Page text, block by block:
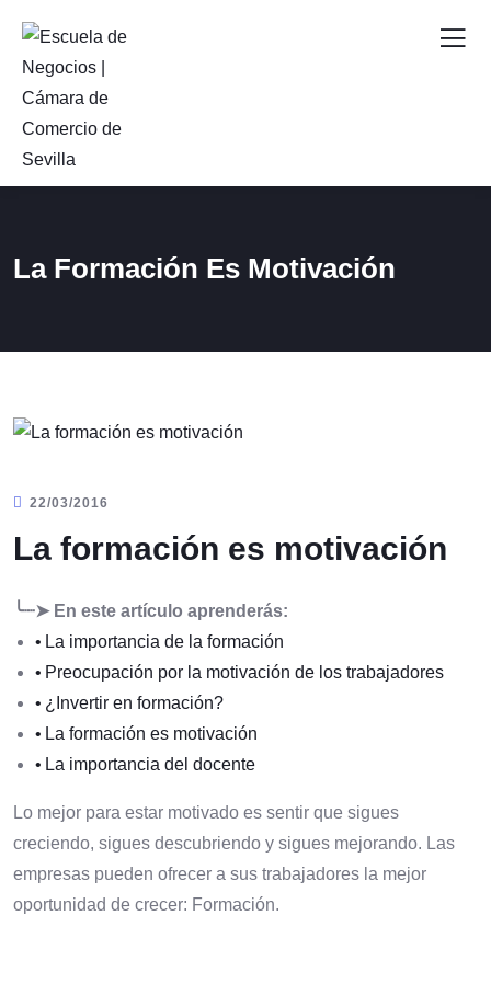
La Formación Es Motivación
22/03/2016
La formación es motivación
╰┈➤ En este artículo aprenderás:
La importancia de la formación
Preocupación por la motivación de los trabajadores
¿Invertir en formación?
La formación es motivación
La importancia del docente
Lo mejor para estar motivado es sentir que sigues
creciendo, sigues descubriendo y sigues mejorando. Las
empresas pueden ofrecer a sus trabajadores la mejor
oportunidad de crecer: Formación.